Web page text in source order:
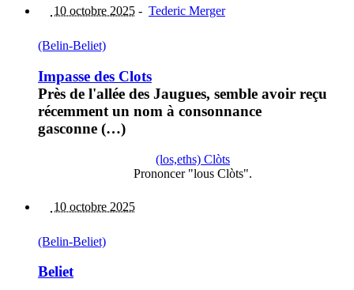
10 octobre 2025 - Tederic Merger
(Belin-Beliet)
Impasse des Clots
Près de l'allée des Jaugues, semble avoir reçu
récemment un nom à consonnance
gasconne (…)
(los,eths) Clòts
Prononcer "lous Clòts".
10 octobre 2025
(Belin-Beliet)
Beliet